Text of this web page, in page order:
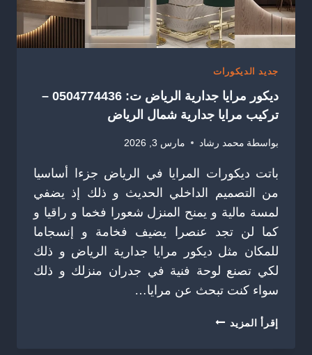
جديد الديكورات
ديكور مرايا جدارية الرياض ت: 0504774436 –
تركيب مرايا جدارية شمال الرياض
بواسطة محمد رشاد مارس 3, 2026
باتت ديكورات المرايا في الرياض جزءا أساسيا
من التصميم الداخلي الحديث و ذلك إذ يضفي
لمسة مالية و يمنح المنزل شعورا فخما و راقيا و
كما لن تجد عنصرا يضيف فخامة و إنسجاما
للمكان مثل ديكور مرايا جدارية الرياض و ذلك
لكي تصنع لوحة فنية في جدران منزلك و ذلك
سواء كنت تبحث عن مرايا…
إقرأ المزيد ديكور